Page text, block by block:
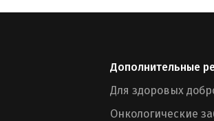
Дополнительные
Для здоровых
Онкологические